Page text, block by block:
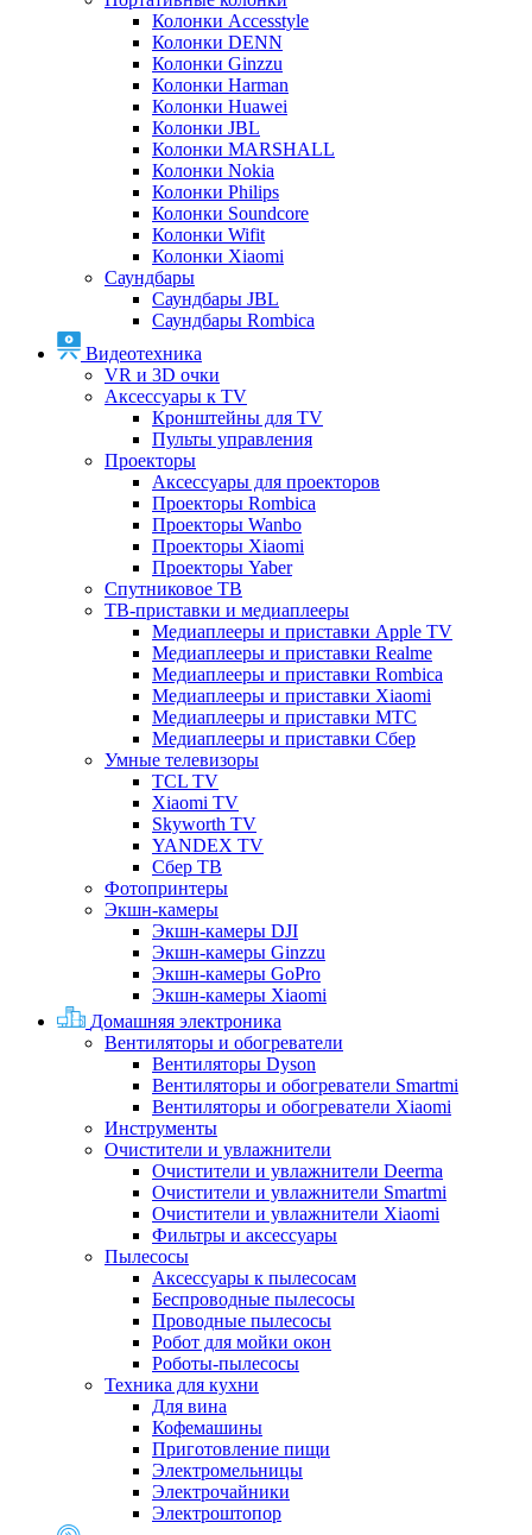
Колонки Accesstyle
Колонки DENN
Колонки Ginzzu
Колонки Harman
Колонки Huawei
Колонки JBL
Колонки MARSHALL
Колонки Nokia
Колонки Philips
Колонки Soundcore
Колонки Wifit
Колонки Xiaomi
Саундбары
Саундбары JBL
Саундбары Rombica
Видеотехника
VR и 3D очки
Аксессуары к TV
Кронштейны для TV
Пульты управления
Проекторы
Аксессуары для проекторов
Проекторы Rombica
Проекторы Wanbo
Проекторы Xiaomi
Проекторы Yaber
Спутниковое ТВ
ТВ-приставки и медиаплееры
Медиаплееры и приставки Apple TV
Медиаплееры и приставки Realme
Медиаплееры и приставки Rombica
Медиаплееры и приставки Xiaomi
Медиаплееры и приставки МТС
Медиаплееры и приставки Сбер
Умные телевизоры
TCL TV
Xiaomi TV
Skyworth TV
YANDEX TV
Сбер ТВ
Фотопринтеры
Экшн-камеры
Экшн-камеры DJI
Экшн-камеры Ginzzu
Экшн-камеры GoPro
Экшн-камеры Xiaomi
Домашняя электроника
Вентиляторы и обогреватели
Вентиляторы Dyson
Вентиляторы и обогреватели Smartmi
Вентиляторы и обогреватели Xiaomi
Инструменты
Очистители и увлажнители
Очистители и увлажнители Deerma
Очистители и увлажнители Smartmi
Очистители и увлажнители Xiaomi
Фильтры и аксессуары
Пылесосы
Аксессуары к пылесосам
Беспроводные пылесосы
Проводные пылесосы
Робот для мойки окон
Роботы-пылесосы
Техника для кухни
Для вина
Кофемашины
Приготовление пищи
Электромельницы
Электрочайники
Электроштопор